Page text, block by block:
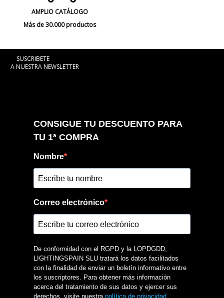
AMPLIO CATÁLOGO
Más de 30.000 productos
SUSCRIBETE
A NUESTRA NEWSLETTER